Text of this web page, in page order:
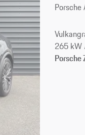
265 kW
Porsche